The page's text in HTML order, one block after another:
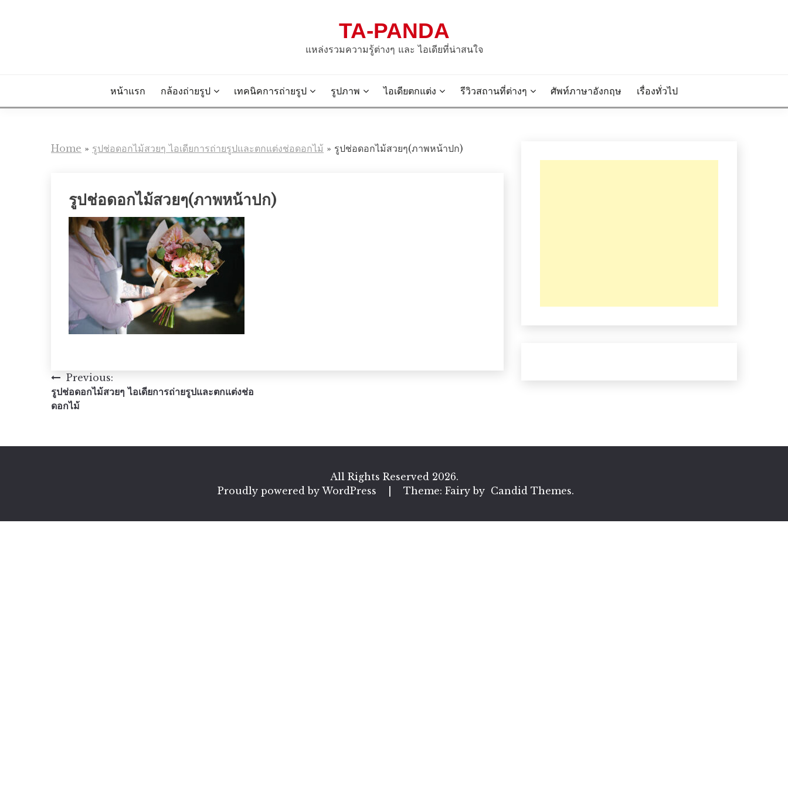
TA-PANDA
แหล่งรวมความรู้ต่างๆ และ ไอเดียที่น่าสนใจ
หน้าแรก กล้องถ่ายรูป เทคนิคการถ่ายรูป รูปภาพ ไอเดียตกแต่ง รีวิวสถานที่ต่างๆ ศัพท์ภาษาอังกฤษ เรื่องทั่วไป
Home » รูปช่อดอกไม้สวยๆ ไอเดียการถ่ายรูปและตกแต่งช่อดอกไม้ » รูปช่อดอกไม้สวยๆ(ภาพหน้าปก)
รูปช่อดอกไม้สวยๆ(ภาพหน้าปก)
แนะแนว
เรื่อง
Previous:
รูปช่อดอกไม้สวยๆ ไอเดียการถ่ายรูปและตกแต่งช่อ
ดอกไม้
All Rights Reserved 2026.
Proudly powered by WordPress
Theme: Fairy by Candid Themes.